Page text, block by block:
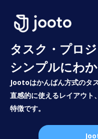
タスク・プロ
シンプルにわ
Jootoはかんばん方式のタ
直感的に使えるレイアウト
特徴です。